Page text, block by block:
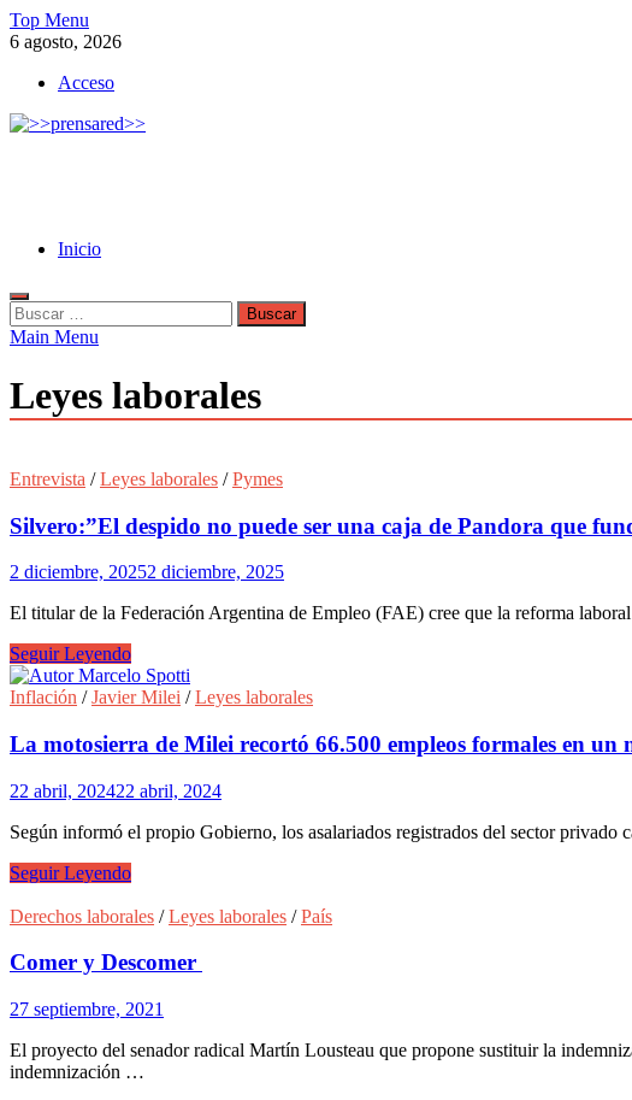
Skip
to
Top Menu
6 agosto, 2026
Acceso
Inicio
Buscar:
Main Menu
Leyes laborales
Entrevista /Leyes laborales /Pymes
Silvero:”El despido no puede ser una caja de Pandora que
2 diciembre, 20252 diciembre, 2025
El titular de la Federación Argentina de Empleo (FAE) cree que la reforma
Silvero:”El
despido
no
ser
una
caja
de
Pandora
que
funda
pyme
un
día
para
el
otro”
Seguir Leyendo
Inflación /Javier Milei /Leyes laborales
La motosierra de Milei recortó 66.500 empleos formales en un
22 abril, 202422 abril, 2024
Según informó el propio Gobierno, los asalariados registrados del sector
La
de
recortó
empleos
formales
en
un
Seguir Leyendo
Derechos laborales /Leyes laborales /País
Comer y Descomer
27 septiembre, 2021
El proyecto del senador radical Martín Lousteau que propone sustituir la
indemnización …